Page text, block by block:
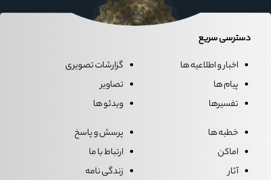
دسترسی سریع
اخبار و اطلاعیه ها
پیام ها
تفسیرها
گزارشات تصویری
تصاویر
ویدئو ها
خطبه ها
اماکن
آثار
پرسش و پاسخ
ارتباط با ما
زندگی نامه